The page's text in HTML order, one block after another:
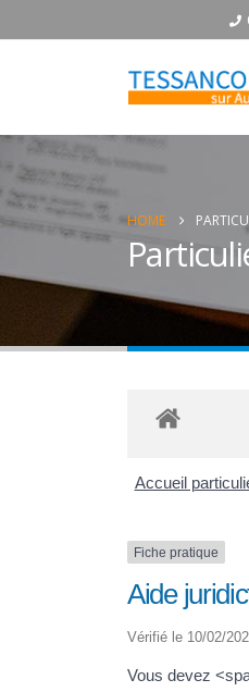
HOME
Accueil
Fiche pratique
Aide
Vérifié le 10/02/
Vous devez